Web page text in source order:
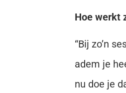
Hoe werkt
“Bij zo’n
adem je
nu doe je